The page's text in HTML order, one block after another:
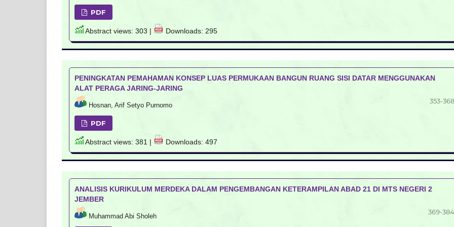
PDF
Abstract views: 303 | Downloads: 295
PENINGKATAN PEMAHAMAN KONSEP LUAS PERMUKAAN BANGUN RUANG SISI DATAR MENGGUNAKAN
ALAT PERAGA JARING-JARING
Hosnan, Arif Setyo Purnomo
353-368
PDF
Abstract views: 381 | Downloads: 497
ANALISIS KURIKULUM MERDEKA DALAM PENGEMBANGAN KETERAMPILAN ABAD 21 DI MTS NEGERI 2
JEMBER
Muhammad Abi Sholeh
369-384